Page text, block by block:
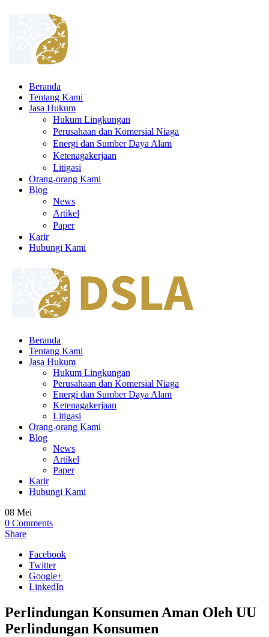
Beranda
Tentang Kami
Jasa Hukum
Hukum Lingkungan
Perusahaan dan Komersial Niaga
Energi dan Sumber Daya Alam
Ketenagakerjaan
Litigasi
Orang-orang Kami
Blog
News
Artikel
Paper
Karir
Hubungi Kami
Beranda
Tentang Kami
Jasa Hukum
Hukum Lingkungan
Perusahaan dan Komersial Niaga
Energi dan Sumber Daya Alam
Ketenagakerjaan
Litigasi
Orang-orang Kami
Blog
News
Artikel
Paper
Karir
Hubungi Kami
08 Mei
0 Comments
Share
Facebook
Twitter
Google+
LinkedIn
Perlindungan Konsumen Aman Oleh UU
Perlindungan Konsumen